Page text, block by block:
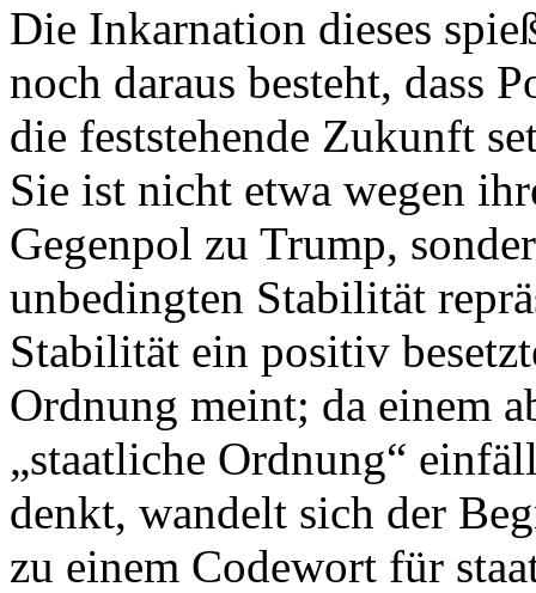
Die Inkarnation dieses
noch daraus besteht, dass
die feststehende Zukunft
Sie ist nicht etwa wegen
Gegenpol zu Trump,
unbedingten Stabilität
Stabilität ein positiv
Ordnung meint; da einem
„staatliche Ordnung“
denkt, wandelt sich der
zu einem Codewort für